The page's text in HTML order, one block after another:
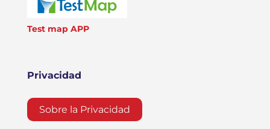
Test map APP
Privacidad
Sobre la Privacidad